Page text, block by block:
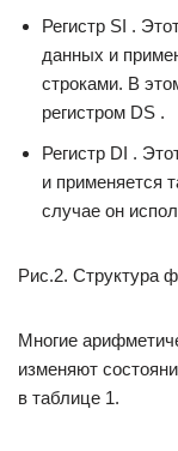
Регистр SI .
данных и
строками. В
регистром DS .
Регистр DI .
и применяется
случае он
Рис.2. Структура
Многие
изменяют
в таблице 1.